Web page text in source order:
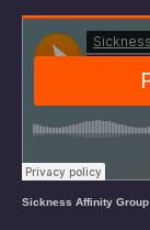
Sickness Affinity Group